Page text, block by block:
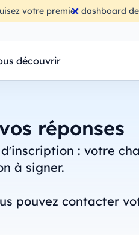
votre premier dashboard
découvrir
réponses
: votre
à signer.
pouvez contacter